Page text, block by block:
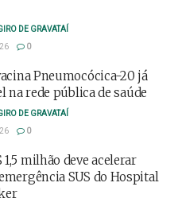
DE GRAVATAÍ
0
Pneumocócica-20 já
na rede pública de saúde
DE GRAVATAÍ
0
1,5 milhão deve acelerar
SUS do Hospital